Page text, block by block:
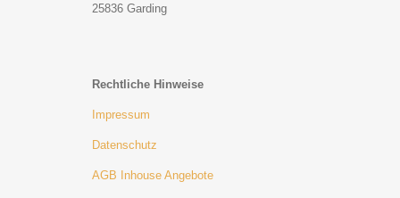
25836 Garding
Rechtliche Hinweise
Impressum
Datenschutz
AGB Inhouse Angebote